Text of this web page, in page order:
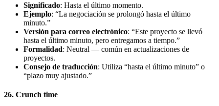
Significado: Hasta el último momento.
Ejemplo: “La negociación se prolongó hasta el último
minuto.”
Versión para correo electrónico: “Este proyecto se llevó
hasta el último minuto, pero entregamos a tiempo.”
Formalidad: Neutral — común en actualizaciones de
proyectos.
Consejo de traducción: Utiliza “hasta el último minuto” o
“plazo muy ajustado.”
26. Crunch time